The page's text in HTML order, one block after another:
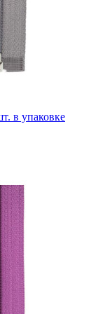
в упаковке